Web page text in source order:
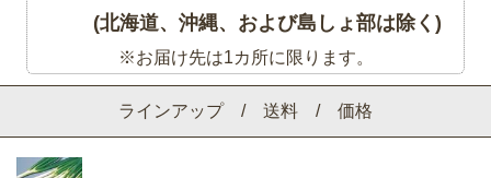
ラインアップ / 送料 / 価格
(北海道、沖縄、および島しょ部は除く)
※お届け先は1カ所に限ります。